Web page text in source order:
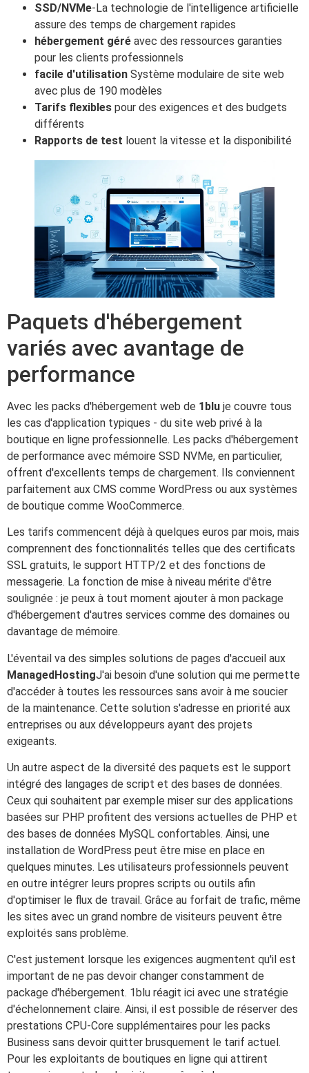
SSD/NVMe-La technologie de l'intelligence artificielle
assure des temps de chargement rapides
hébergement géré avec des ressources garanties
pour les clients professionnels
facile d'utilisation Système modulaire de site web
avec plus de 190 modèles
Tarifs flexibles pour des exigences et des budgets
différents
Rapports de test louent la vitesse et la disponibilité
Paquets d'hébergement
variés avec avantage de
performance
Avec les packs d'hébergement web de 1blu je couvre tous
les cas d'application typiques - du site web privé à la
boutique en ligne professionnelle. Les packs d'hébergement
de performance avec mémoire SSD NVMe, en particulier,
offrent d'excellents temps de chargement. Ils conviennent
parfaitement aux CMS comme WordPress ou aux systèmes
de boutique comme WooCommerce.
Les tarifs commencent déjà à quelques euros par mois, mais
comprennent des fonctionnalités telles que des certificats
SSL gratuits, le support HTTP/2 et des fonctions de
messagerie. La fonction de mise à niveau mérite d'être
soulignée : je peux à tout moment ajouter à mon package
d'hébergement d'autres services comme des domaines ou
davantage de mémoire.
L'éventail va des simples solutions de pages d'accueil aux
ManagedHostingJ'ai besoin d'une solution qui me permette
d'accéder à toutes les ressources sans avoir à me soucier
de la maintenance. Cette solution s'adresse en priorité aux
entreprises ou aux développeurs ayant des projets
exigeants.
Un autre aspect de la diversité des paquets est le support
intégré des langages de script et des bases de données.
Ceux qui souhaitent par exemple miser sur des applications
basées sur PHP profitent des versions actuelles de PHP et
des bases de données MySQL confortables. Ainsi, une
installation de WordPress peut être mise en place en
quelques minutes. Les utilisateurs professionnels peuvent
en outre intégrer leurs propres scripts ou outils afin
d'optimiser le flux de travail. Grâce au forfait de trafic, même
les sites avec un grand nombre de visiteurs peuvent être
exploités sans problème.
C'est justement lorsque les exigences augmentent qu'il est
important de ne pas devoir changer constamment de
package d'hébergement. 1blu réagit ici avec une stratégie
d'échelonnement claire. Ainsi, il est possible de réserver des
prestations CPU-Core supplémentaires pour les packs
Business sans devoir quitter brusquement le tarif actuel.
Pour les exploitants de boutiques en ligne qui attirent